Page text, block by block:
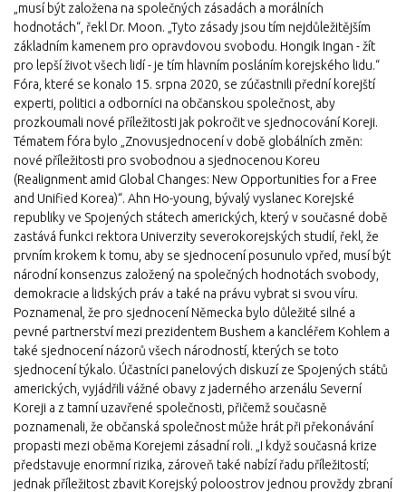
„musí být založena na společných zásadách a morálních
hodnotách“, řekl Dr. Moon. „Tyto zásady jsou tím nejdůležitějším
základním kamenem pro opravdovou svobodu. Hongik Ingan - žít
pro lepší život všech lidí - je tím hlavním posláním korejského lidu.“
Fóra, které se konalo 15. srpna 2020, se zúčastnili přední korejští
experti, politici a odborníci na občanskou společnost, aby
prozkoumali nové příležitosti jak pokročit ve sjednocování Koreji.
Tématem fóra bylo „Znovusjednocení v době globálních změn:
nové příležitosti pro svobodnou a sjednocenou Koreu
(Realignment amid Global Changes: New Opportunities for a Free
and Unified Korea)“. Ahn Ho-young, bývalý vyslanec Korejské
republiky ve Spojených státech amerických, který v současné době
zastává funkci rektora Univerzity severokorejských studií, řekl, že
prvním krokem k tomu, aby se sjednocení posunulo vpřed, musí být
národní konsenzus založený na společných hodnotách svobody,
demokracie a lidských práv a také na právu vybrat si svou víru.
Poznamenal, že pro sjednocení Německa bylo důležité silné a
pevné partnerství mezi prezidentem Bushem a kancléřem Kohlem a
také sjednocení názorů všech národností, kterých se toto
sjednocení týkalo. Účastníci panelových diskuzí ze Spojených států
amerických, vyjádřili vážné obavy z jaderného arzenálu Severní
Koreji a z tamní uzavřené společnosti, přičemž současně
poznamenali, že občanská společnost může hrát při překonávání
propasti mezi oběma Korejemi zásadní roli. „I když současná krize
představuje enormní rizika, zároveň také nabízí řadu příležitostí;
jednak příležitost zbavit Korejský poloostrov jednou provždy zbraní